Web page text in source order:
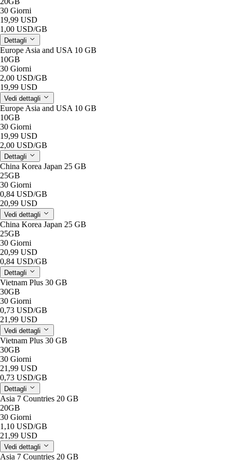
30 Giorni
19,99 USD
1,00 USD/GB
Dettagli
Europe Asia and USA 10 GB
10GB
30 Giorni
2,00 USD/GB
19,99 USD
Vedi dettagli
Europe Asia and USA 10 GB
10GB
30 Giorni
19,99 USD
2,00 USD/GB
Dettagli
China Korea Japan 25 GB
25GB
30 Giorni
0,84 USD/GB
20,99 USD
Vedi dettagli
China Korea Japan 25 GB
25GB
30 Giorni
20,99 USD
0,84 USD/GB
Dettagli
Vietnam Plus 30 GB
30GB
30 Giorni
0,73 USD/GB
21,99 USD
Vedi dettagli
Vietnam Plus 30 GB
30GB
30 Giorni
21,99 USD
0,73 USD/GB
Dettagli
Asia 7 Countries 20 GB
20GB
30 Giorni
1,10 USD/GB
21,99 USD
Vedi dettagli
Asia 7 Countries 20 GB